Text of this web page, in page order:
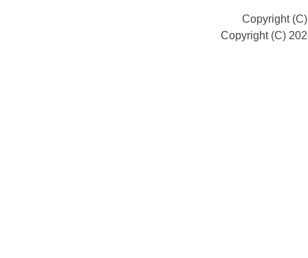
Copyright
Copyright (C)